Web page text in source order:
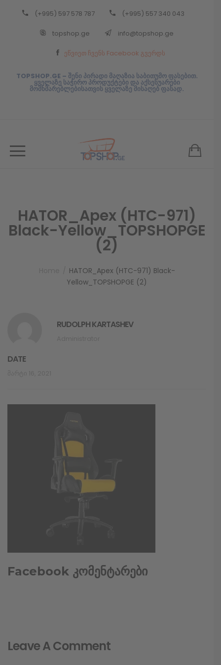
(+995) 597 578 787 (+995) 557 340 043
topshop.ge info@topshop.ge
ეწვიეთ ჩვენს Facebook გვერდს
TOPSHOP.GE – შენი პირადი მაღაზია საბითუმო ფასებით.
ყველაზე საჭირო პროდუქტები და აქსესუარები
მომხმარებლებისათვის ყველაზე მისაღებ ფასად.
HATOR_Apex (HTC-971)
Black-Yellow_TOPSHOPGE
(2)
HATOR_Apex (HTC-971) Black-
Yellow_TOPSHOPGE (2)
RUDOLPH KARTASHEV
DATE
Facebook კომენტარები
Leave A Comment
Back